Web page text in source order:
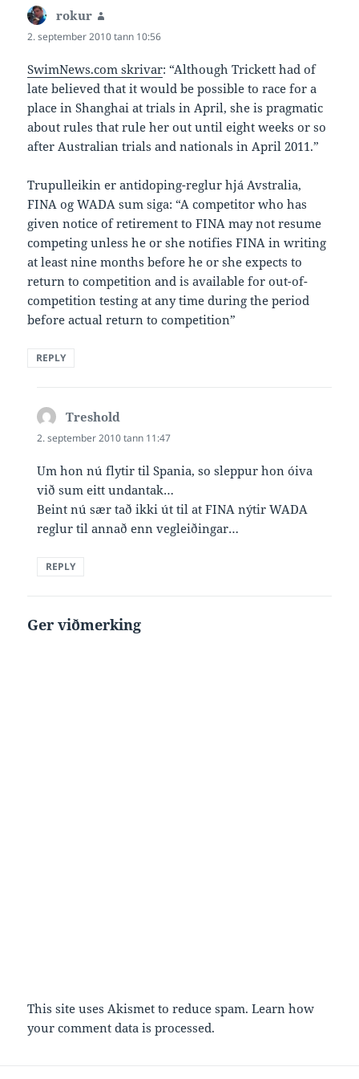
rokur
2. september 2010 tann 10:56
SwimNews.com skrivar: “Although Trickett had of
late believed that it would be possible to race for a
place in Shanghai at trials in April, she is pragmatic
about rules that rule her out until eight weeks or so
after Australian trials and nationals in April 2011.”
Trupulleikin er antidoping-reglur hjá Avstralia,
FINA og WADA sum siga: “A competitor who has
given notice of retirement to FINA may not resume
competing unless he or she notifies FINA in writing
at least nine months before he or she expects to
return to competition and is available for out-of-
competition testing at any time during the period
before actual return to competition”
REPLY
Treshold
2. september 2010 tann 11:47
Um hon nú flytir til Spania, so sleppur hon óiva
við sum eitt undantak…
Beint nú sær tað ikki út til at FINA nýtir WADA
reglur til annað enn vegleiðingar…
REPLY
Ger viðmerking
This site uses Akismet to reduce spam.Learn how
your comment data is processed.